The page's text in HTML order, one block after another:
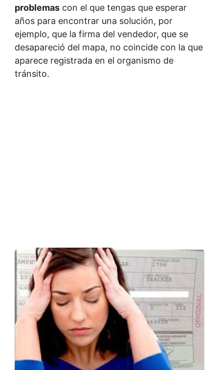
problemas con el que tengas que esperar
años para encontrar una solución, por
ejemplo, que la firma del vendedor, que se
desapareció del mapa, no coincide con la que
aparece registrada en el organismo de
tránsito.